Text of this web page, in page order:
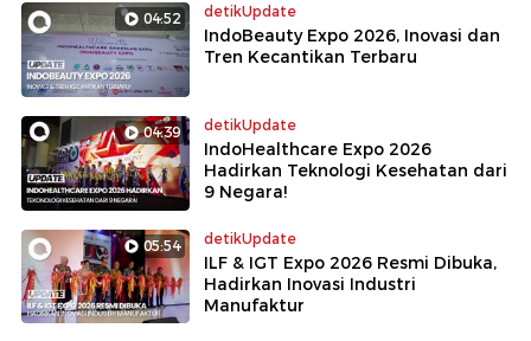
04:52 detikUpdate
IndoBeauty Expo 2026, Inovasi dan
Tren Kecantikan Terbaru
04:39 detikUpdate
IndoHealthcare Expo 2026
Hadirkan Teknologi Kesehatan dari
9 Negara!
05:54 detikUpdate
ILF & IGT Expo 2026 Resmi Dibuka,
Hadirkan Inovasi Industri
Manufaktur